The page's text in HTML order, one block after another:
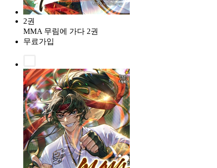
2권
MMA 무림에 가다 2권
무료가입